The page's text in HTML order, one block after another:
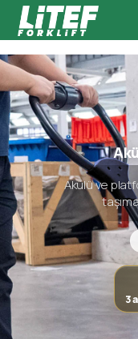
Endüstriyel
Akülü ve
3